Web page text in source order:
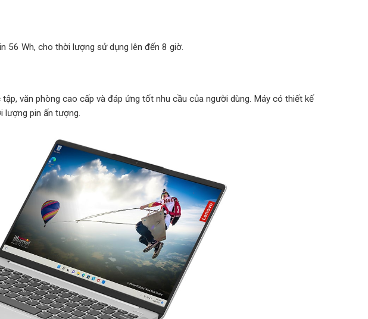
56 Wh, cho thời lượng sử dụng lên đến 8 giờ.
văn phòng cao cấp và đáp ứng tốt nhu cầu của người dùng. Máy có thiết kế
lượng pin ấn tượng.